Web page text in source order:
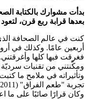
بدأت مشوارك بالكتابة
بعدها قرابة ربع قرن،
كنت في عالم الصحافة
أربعين عامًا. وكذلك في
فغرقت فيها كلها
ومكّنتني من تقنيات
وتأثيراته في ملامح ما
وكان قرارًا صائبًا على ما